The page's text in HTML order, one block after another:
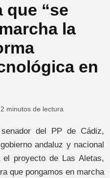
que “se
la
en
2 minutos de lectura
del PP de Cádiz,
andaluz y nacional
el proyecto de Las Aletas,
que pongamos en marcha